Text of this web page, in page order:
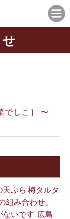
でしこ］ 〜
天ぷら 梅タルタ
組み合わせ。
いです ⁡ 広島